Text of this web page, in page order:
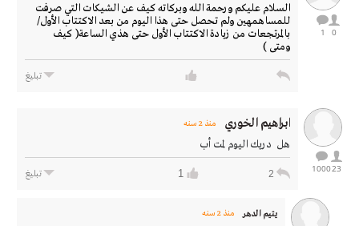
0
1
‏السلام عليكم ورحمة الله وبركاته ‏كيف ‏عن الشيكات التي صرفت
للمساهمهين ولم تحصل حتى هذا اليوم من بعد الاكتتاب الأول/
بالمرتجعات من زيادة الاكتتاب الأول حتى هذي الساعة( كيف
ومتى )
تبليغ
23
1000
ابراهيم الخوري منذ 2 سنه
هل دريك اليوم لمت أب
2
1 تبليغ
يتيم الدهر منذ 2 سنه